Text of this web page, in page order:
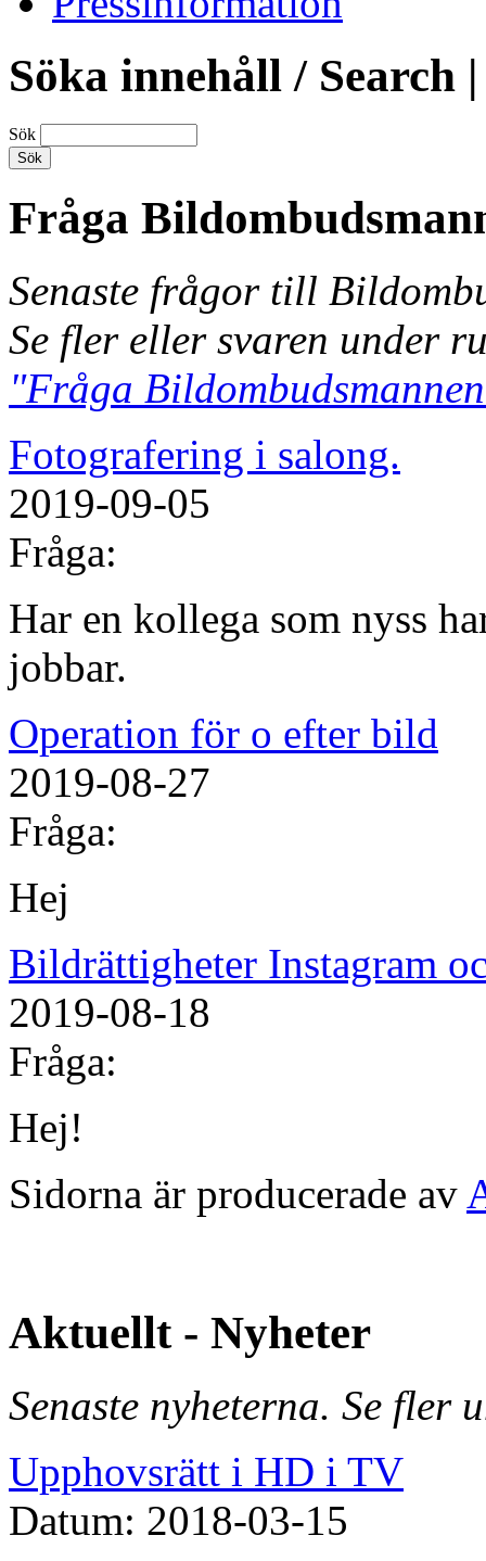
Söka innehåll / Search
Sök
Fråga
Senaste frågor till
Se fler eller svaren under
"Fråga
Fotografering i salong.
2019-09-05
Fråga:
Har en kollega som nyss
jobbar.
Operation för o efter bild
2019-08-27
Fråga:
Hej
Bildrättigheter Instagram
2019-08-18
Fråga:
Hej!
Sidorna är producerade av
Aktuellt - Nyheter
Senaste nyheterna. Se
Upphovsrätt i HD i TV
Datum: 2018-03-15